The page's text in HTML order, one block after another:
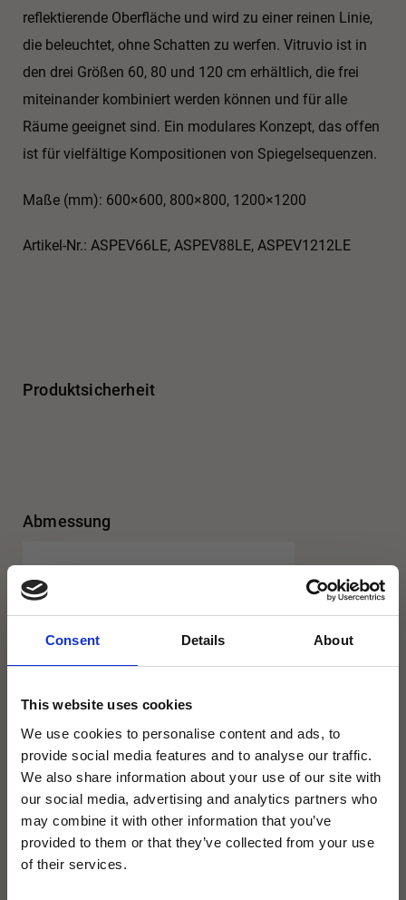
Consent Details About
This website uses cookies
We use cookies to personalise content and ads, to
provide social media features and to analyse our traffic.
We also share information about your use of our site with
our social media, advertising and analytics partners who
may combine it with other information that you’ve
provided to them or that they’ve collected from your use
of their services.
reflektierende Oberfläche und wird zu einer reinen Linie,
die beleuchtet, ohne Schatten zu werfen. Vitruvio ist in
den drei Größen 60, 80 und 120 cm erhältlich, die frei
miteinander kombiniert werden können und für alle
Räume geeignet sind. Ein modulares Konzept, das offen
ist für vielfältige Kompositionen von Spiegelsequenzen.
Maße (mm): 600×600, 800×800, 1200×1200
Artikel-Nr.: ASPEV66LE, ASPEV88LE, ASPEV1212LE
Produktsicherheit
Abmessung